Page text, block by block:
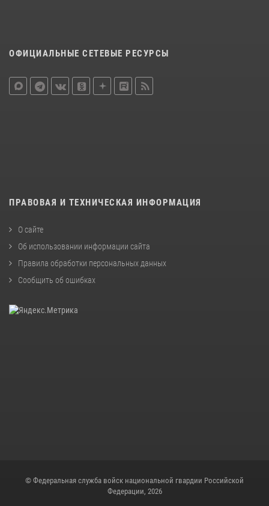
ОФИЦИАЛЬНЫЕ СЕТЕВЫЕ РЕСУРСЫ
ПРАВОВАЯ И ТЕХНИЧЕСКАЯ ИНФОРМАЦИЯ
О сайте
Об использовании информации сайта
Правила обработки персональных данных
Сообщить об ошибках
© Федеральная служба войск национальной гвардии Российской
Федерации, 2026